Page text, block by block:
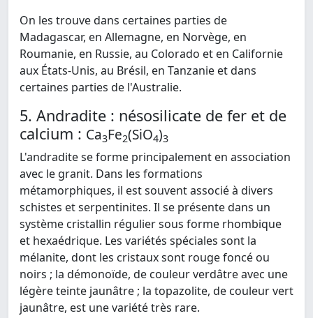
On les trouve dans certaines parties de
Madagascar, en Allemagne, en Norvège, en
Roumanie, en Russie, au Colorado et en Californie
aux États-Unis, au Brésil, en Tanzanie et dans
certaines parties de l'Australie.
5. Andradite : nésosilicate de fer et de
calcium : Ca3Fe2(SiO4)3
L'andradite se forme principalement en association
avec le granit. Dans les formations
métamorphiques, il est souvent associé à divers
schistes et serpentinites. Il se présente dans un
système cristallin régulier sous forme rhombique
et hexaédrique. Les variétés spéciales sont la
mélanite, dont les cristaux sont rouge foncé ou
noirs ; la démonoïde, de couleur verdâtre avec une
légère teinte jaunâtre ; la topazolite, de couleur vert
jaunâtre, est une variété très rare.